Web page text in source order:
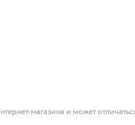
магазина и может